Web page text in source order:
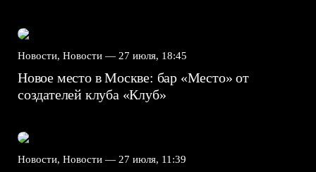
Новости, Новости — 27 июля, 18:45
Новое место в Москве: бар «Место» от
создателей клуба «Клуб»
Новости, Новости — 27 июля, 11:39